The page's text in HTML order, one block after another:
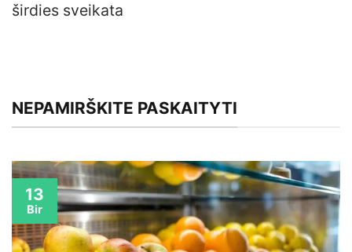
širdies sveikata
NEPAMIRŠKITE PASKAITYTI
13
Bir